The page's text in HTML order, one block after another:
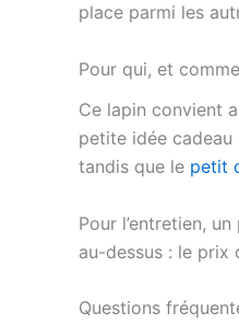
place parmi les
Pour qui, et
Ce lapin convient
petite idée cadeau
tandis que le petit
Pour l’entretien,
au-dessus : le prix
Questions